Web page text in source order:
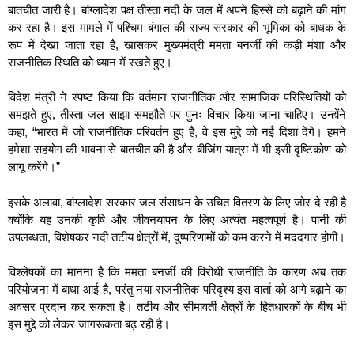
बातचीत जारी है। बांग्लादेश पक्ष तीस्ता नदी के जल में अपने हिस्से को बढ़ाने की मांग
कर रहा है। इस मामले में पश्चिम बंगाल की राज्य सरकार की भूमिका को बाधक के
रूप में देखा जाता रहा है, खासकर मुख्यमंत्री ममता बनर्जी की कड़ी मंशा और
राजनीतिक स्थिति को ध्यान में रखते हुए।
विदेश मंत्री ने स्पष्ट किया कि वर्तमान राजनीतिक और सामाजिक परिस्थितियों को
समझते हुए, तीस्ता जल साझा समझौते पर पुनः विचार किया जाना चाहिए। उन्होंने
कहा, “भारत में जो राजनीतिक परिवर्तन हुए हैं, वे इस मुद्दे को नई दिशा देंगे। हमने
हमेशा सहयोग की भावना से बातचीत की है और बीजिंग यात्रा में भी इसी दृष्टिकोण को
लागू करेंगे।”
इसके अलावा, बांग्लादेश सरकार जल संसाधन के उचित वितरण के लिए जोर दे रही है
क्योंकि यह उनकी कृषि और जीवनयापन के लिए अत्यंत महत्वपूर्ण है। पानी की
उपलब्धता, विशेषकर नदी तटीय क्षेत्रों में, दुष्परिणामों को कम करने में मददगार होगी।
विश्लेषकों का मानना है कि ममता बनर्जी की विरोधी राजनीति के कारण अब तक
परियोजना में बाधा आई है, परंतु नया राजनीतिक परिदृश्य इस वार्ता को आगे बढ़ाने का
अवसर प्रदान कर सकता है। तटीय और सीमावर्ती क्षेत्रों के हितधारकों के बीच भी
इस मुद्दे को लेकर जागरूकता बढ़ रही है।